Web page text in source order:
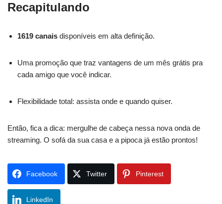
Recapitulando
1619 canais disponíveis em alta definição.
Uma promoção que traz vantagens de um mês grátis pra
cada amigo que você indicar.
Flexibilidade total: assista onde e quando quiser.
Então, fica a dica: mergulhe de cabeça nessa nova onda de
streaming. O sofá da sua casa e a pipoca já estão prontos!
Facebook Twitter Pinterest
LinkedIn